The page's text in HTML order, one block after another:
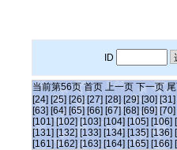
ID
当前第56页 首页 上一页 下一页
[24] [25] [26] [27] [28] [29] [30] [31]
[63] [64] [65] [66] [67] [68] [69] [70]
[101] [102] [103] [104] [105] [106]
[131] [132] [133] [134] [135] [136]
[161] [162] [163] [164] [165] [166]